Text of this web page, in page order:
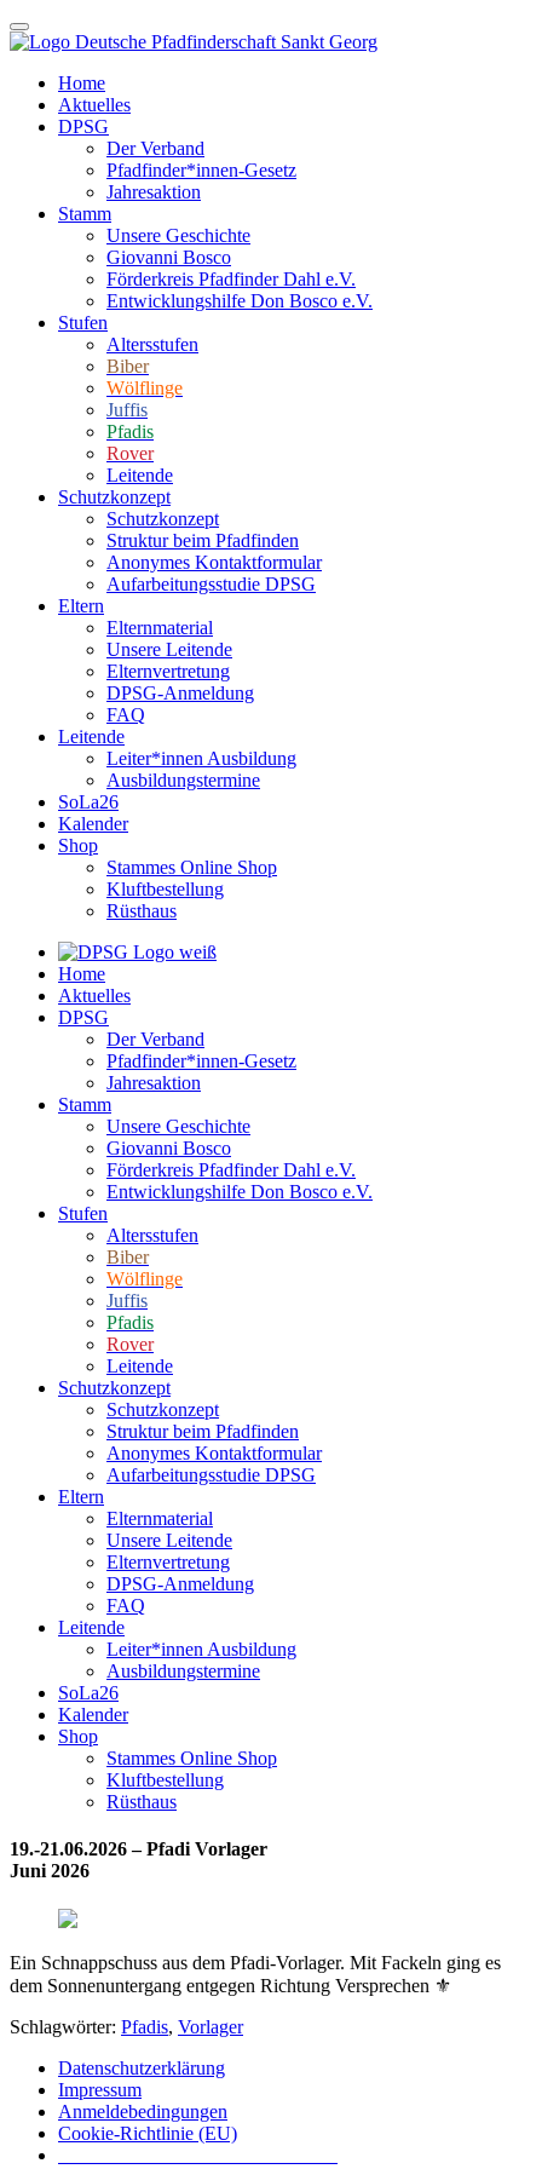
Home
Aktuelles
DPSG
Der Verband
Pfadfinder*innen-Gesetz
Jahresaktion
Stamm
Unsere Geschichte
Giovanni Bosco
Förderkreis Pfadfinder Dahl e.V.
Entwicklungshilfe Don Bosco e.V.
Stufen
Altersstufen
Biber
Wölflinge
Juffis
Pfadis
Rover
Leitende
Schutzkonzept
Schutzkonzept
Struktur beim Pfadfinden
Anonymes Kontaktformular
Aufarbeitungsstudie DPSG
Eltern
Elternmaterial
Unsere Leitende
Elternvertretung
DPSG-Anmeldung
FAQ
Leitende
Leiter*innen Ausbildung
Ausbildungstermine
SoLa26
Kalender
Shop
Stammes Online Shop
Kluftbestellung
Rüsthaus
Home
Aktuelles
DPSG
Der Verband
Pfadfinder*innen-Gesetz
Jahresaktion
Stamm
Unsere Geschichte
Giovanni Bosco
Förderkreis Pfadfinder Dahl e.V.
Entwicklungshilfe Don Bosco e.V.
Stufen
Altersstufen
Biber
Wölflinge
Juffis
Pfadis
Rover
Leitende
Schutzkonzept
Schutzkonzept
Struktur beim Pfadfinden
Anonymes Kontaktformular
Aufarbeitungsstudie DPSG
Eltern
Elternmaterial
Unsere Leitende
Elternvertretung
DPSG-Anmeldung
FAQ
Leitende
Leiter*innen Ausbildung
Ausbildungstermine
SoLa26
Kalender
Shop
Stammes Online Shop
Kluftbestellung
Rüsthaus
19.-21.06.2026 – Pfadi Vorlager
Juni 2026
Ein Schnappschuss aus dem Pfadi-Vorlager. Mit Fackeln ging es
dem Sonnenuntergang entgegen Richtung Versprechen ⚜️
Schlagwörter: Pfadis, Vorlager
Datenschutzerklärung
Impressum
Anmeldebedingungen
Cookie-Richtlinie (EU)